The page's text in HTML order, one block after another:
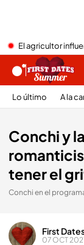
El agricultor
Lo último A la
Conchi y
tener el
Conchi en el
First
07 OCT